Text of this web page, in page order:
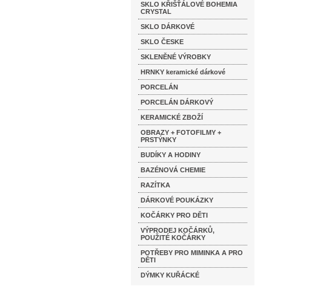
SKLO KŘIŠŤÁLOVÉ BOHEMIA
CRYSTAL
SKLO DÁRKOVÉ
SKLO ČESKE
SKLENĚNÉ VÝROBKY
HRNKY keramické dárkové
PORCELÁN
PORCELÁN DÁRKOVÝ
KERAMICKÉ ZBOŽÍ
OBRAZY + FOTOFILMY +
PRSTÝNKY
BUDÍKY A HODINY
BAZÉNOVÁ CHEMIE
RAZÍTKA
DÁRKOVÉ POUKÁZKY
KOČÁRKY PRO DĚTI
VÝPRODEJ KOČÁRKŮ,
POUŽITÉ KOČÁRKY
POTŘEBY PRO MIMINKA A PRO
DĚTI
DÝMKY KUŘÁCKÉ